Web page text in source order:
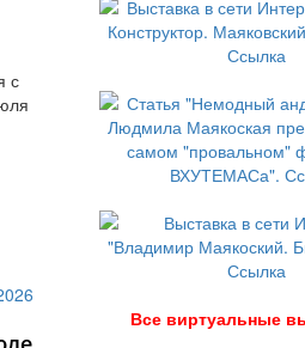
с
Все виртуальные